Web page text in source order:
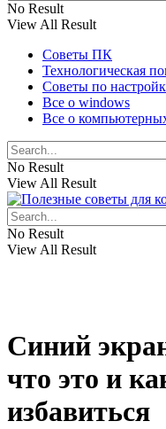
No Result
View All Result
Советы ПК
Технологическая
Советы по
Все о windows
Все о
No Result
View All Result
No Result
View All Result
Синий
что это и
избавиться